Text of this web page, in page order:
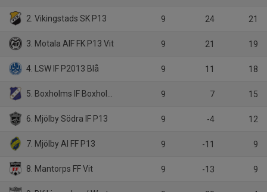
2. Vikingstads SK P13 9 24 21
3. Motala AIF FK P13 Vit 9 21 19
4. LSW IF P2013 Blå 9 11 18
5. Boxholms IF Boxholms IF P12/13/14 9 7 15
6. Mjölby Södra IF P13 9 -4 12
7. Mjölby AI FF P13 9 -11 9
8. Mantorps FF Vit 9 -13 9